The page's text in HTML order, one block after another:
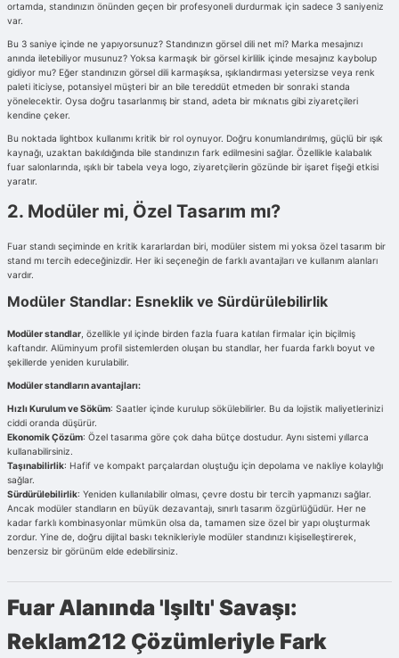
ortamda, standınızın önünden geçen bir profesyoneli durdurmak için sadece 3 saniyeniz
var.
Bu 3 saniye içinde ne yapıyorsunuz? Standınızın görsel dili net mi? Marka mesajınızı
anında iletebiliyor musunuz? Yoksa karmaşık bir görsel kirlilik içinde mesajınız kaybolup
gidiyor mu? Eğer standınızın görsel dili karmaşıksa, ışıklandırması yetersizse veya renk
paleti iticiyse, potansiyel müşteri bir an bile tereddüt etmeden bir sonraki standa
yönelecektir. Oysa doğru tasarlanmış bir stand, adeta bir mıknatıs gibi ziyaretçileri
kendine çeker.
Bu noktada lightbox kullanımı kritik bir rol oynuyor. Doğru konumlandırılmış, güçlü bir ışık
kaynağı, uzaktan bakıldığında bile standınızın fark edilmesini sağlar. Özellikle kalabalık
fuar salonlarında, ışıklı bir tabela veya logo, ziyaretçilerin gözünde bir işaret fişeği etkisi
yaratır.
2. Modüler mi, Özel Tasarım mı?
Fuar standı seçiminde en kritik kararlardan biri, modüler sistem mi yoksa özel tasarım bir
stand mı tercih edeceğinizdir. Her iki seçeneğin de farklı avantajları ve kullanım alanları
vardır.
Modüler Standlar: Esneklik ve Sürdürülebilirlik
Modüler standlar , özellikle yıl içinde birden fazla fuara katılan firmalar için biçilmiş
kaftandır. Alüminyum profil sistemlerden oluşan bu standlar, her fuarda farklı boyut ve
şekillerde yeniden kurulabilir.
Modüler standların avantajları:
Hızlı Kurulum ve Söküm: Saatler içinde kurulup sökülebilirler. Bu da lojistik maliyetlerinizi
ciddi oranda düşürür.
Ekonomik Çözüm: Özel tasarıma göre çok daha bütçe dostudur. Aynı sistemi yıllarca
kullanabilirsiniz.
Taşınabilirlik: Hafif ve kompakt parçalardan oluştuğu için depolama ve nakliye kolaylığı
sağlar.
Sürdürülebilirlik: Yeniden kullanılabilir olması, çevre dostu bir tercih yapmanızı sağlar.
Ancak modüler standların en büyük dezavantajı, sınırlı tasarım özgürlüğüdür. Her ne
kadar farklı kombinasyonlar mümkün olsa da, tamamen size özel bir yapı oluşturmak
zordur. Yine de, doğru dijital baskı teknikleriyle modüler standınızı kişiselleştirerek,
benzersiz bir görünüm elde edebilirsiniz.
Fuar Alanında 'Işıltı' Savaşı:
Reklam212 Çözümleriyle Fark